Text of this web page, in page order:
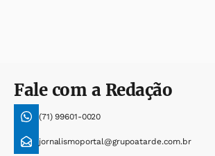
Fale com a Redação
(71) 99601-0020
jornalismoportal@grupoatarde.com.br